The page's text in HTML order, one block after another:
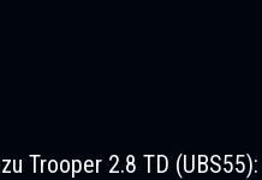
Trooper 2.8 TD